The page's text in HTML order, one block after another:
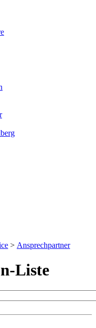
> Ansprechpartner
Liste